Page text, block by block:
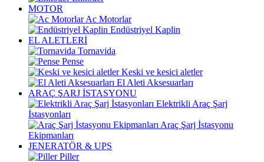
MOTOR
Ac Motorlar
Endüstriyel Kaplin
EL ALETLERİ
Tornavida
Pense
Keski ve kesici aletler
El Aleti Aksesuarları
ARAÇ ŞARJ İSTASYONU
Elektrikli Araç Şarj
İstasyonları
Araç Şarj İstasyonu
Ekipmanları
JENERATÖR & UPS
Piller